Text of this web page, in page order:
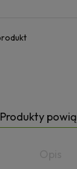
Produkty